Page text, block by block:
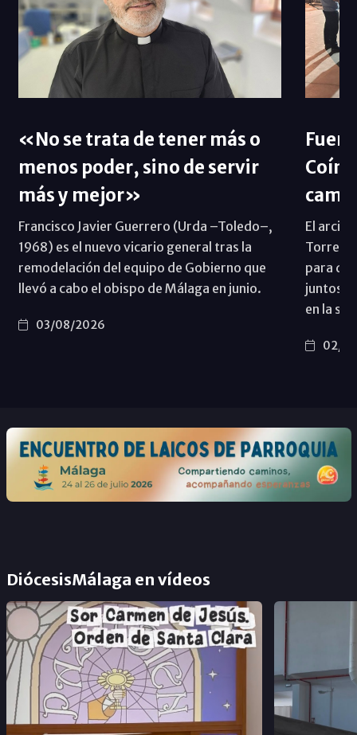
«No se trata de tener más o
menos poder, sino de servir
más y mejor»
Francisco Javier Guerrero (Urda –Toledo–,
1968) es el nuevo vicario general tras la
remodelación del equipo de Gobierno que
llevó a cabo el obispo de Málaga en junio.
03/08/2026
Coín
El
para
juntos
en la
02/
DiócesisMálaga en vídeos